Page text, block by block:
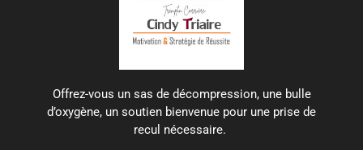
Offrez-vous un sas de décompression, une bulle
d’oxygène, un soutien bienvenue pour une prise de
recul nécessaire.